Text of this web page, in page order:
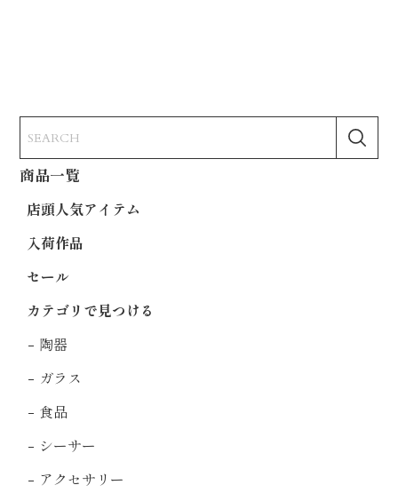
商品一覧
店頭人気アイテム
入荷作品
セール
カテゴリで見つける
陶器
ガラス
食品
シーサー
アクセサリー